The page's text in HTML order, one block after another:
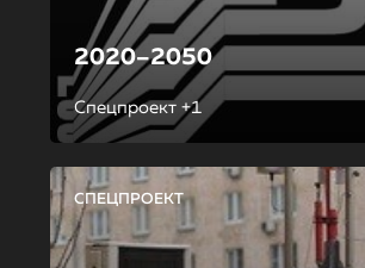
2020–2050
Спецпроект +1
СПЕЦПРОЕКТ